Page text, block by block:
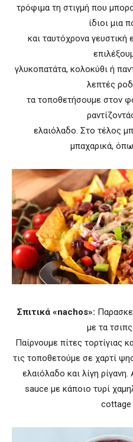
τρόφιμα τη στιγμή που
ίδιοι μια
και ταυτόχρονα
γλυκοπατάτα, κολοκύθι ή
λεπτές
τα τοποθετήσουμε στον
ελαιόλαδο. Στο τέλος
μπαχαρικά,
Σπιτικά «nachos»:
με τα
Παίρνουμε πίτες τορτίγιας
τις τοποθετούμε σε χαρτί
ελαιόλαδο και λίγη
sauce με κάποιο τυρί
cottage